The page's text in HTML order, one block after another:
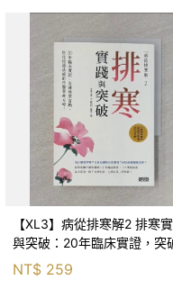
【XL3】病從排寒解2 排寒
與突破：20年臨床實證，突
寒盲點，防治疫毒流感的中醫
命方略！_李璧如
NT$ 259